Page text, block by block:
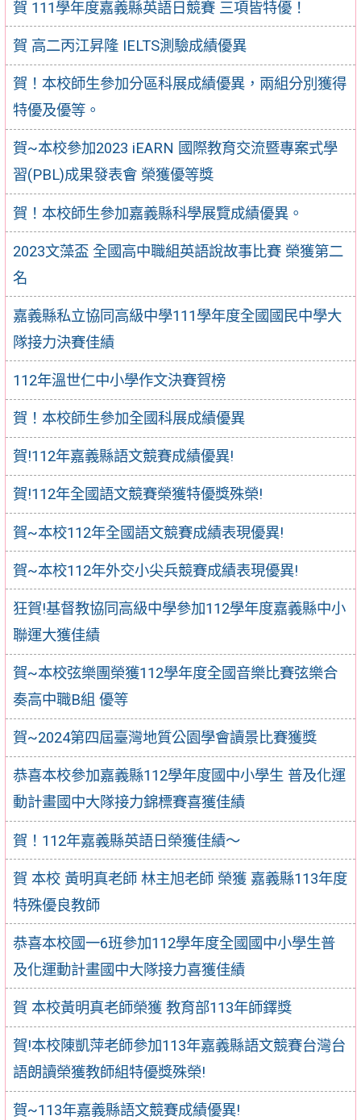
賀 111學年度嘉義縣英語日競賽 三項皆特優！
賀 高二丙江昇隆 IELTS測驗成績優異
賀！本校師生參加分區科展成績優異，兩組分別獲得
特優及優等。
賀~本校參加2023 iEARN 國際教育交流暨專案式學
習(PBL)成果發表會 榮獲優等獎
賀！本校師生參加嘉義縣科學展覽成績優異。
2023文藻盃 全國高中職組英語說故事比賽 榮獲第二
名
嘉義縣私立協同高級中學111學年度全國國民中學大
隊接力決賽佳績
112年溫世仁中小學作文決賽賀榜
賀！本校師生參加全國科展成績優異
賀!112年嘉義縣語文競賽成績優異!
賀!112年全國語文競賽榮獲特優獎殊榮!
賀~本校112年全國語文競賽成績表現優異!
賀~本校112年外交小尖兵競賽成績表現優異!
狂賀!基督教協同高級中學參加112學年度嘉義縣中小
聯運大獲佳績
賀~本校弦樂團榮獲112學年度全國音樂比賽弦樂合
奏高中職B組 優等
賀~2024第四屆臺灣地質公園學會讀景比賽獲獎
恭喜本校參加嘉義縣112學年度國中小學生 普及化運
動計畫國中大隊接力錦標賽喜獲佳績
賀！112年嘉義縣英語日榮獲佳績～
賀 本校 黃明真老師 林主旭老師 榮獲 嘉義縣113年度
特殊優良教師
恭喜本校國一6班參加112學年度全國國中小學生普
及化運動計畫國中大隊接力喜獲佳績
賀 本校黃明真老師榮獲 教育部113年師鐸獎
賀!本校陳凱萍老師參加113年嘉義縣語文競賽台灣台
語朗讀榮獲教師組特優獎殊榮!
賀~113年嘉義縣語文競賽成績優異!